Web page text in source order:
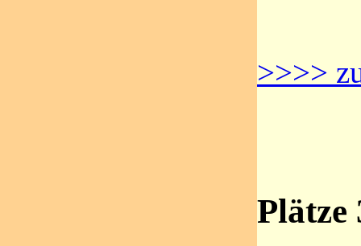
>>>>
Plätze